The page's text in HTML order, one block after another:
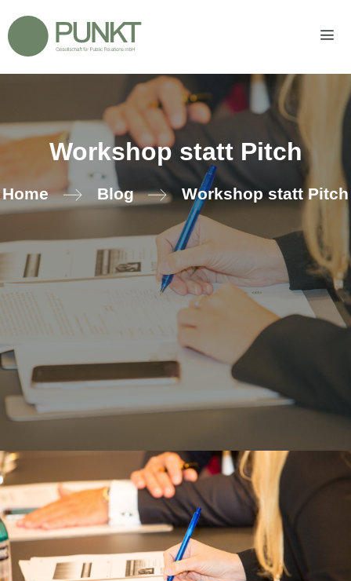
Inhalt
springen
Workshop statt Pitch
Home Blog Workshop statt Pitch